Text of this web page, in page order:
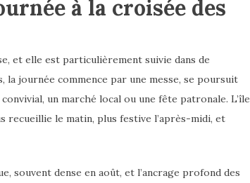
à la croisée des
et elle est particulièrement suivie dans de
la journée commence par une messe, se poursuit
un marché local ou une fête patronale. L’île
recueillie le matin, plus festive l’après-midi, et
souvent dense en août, et l’ancrage profond des